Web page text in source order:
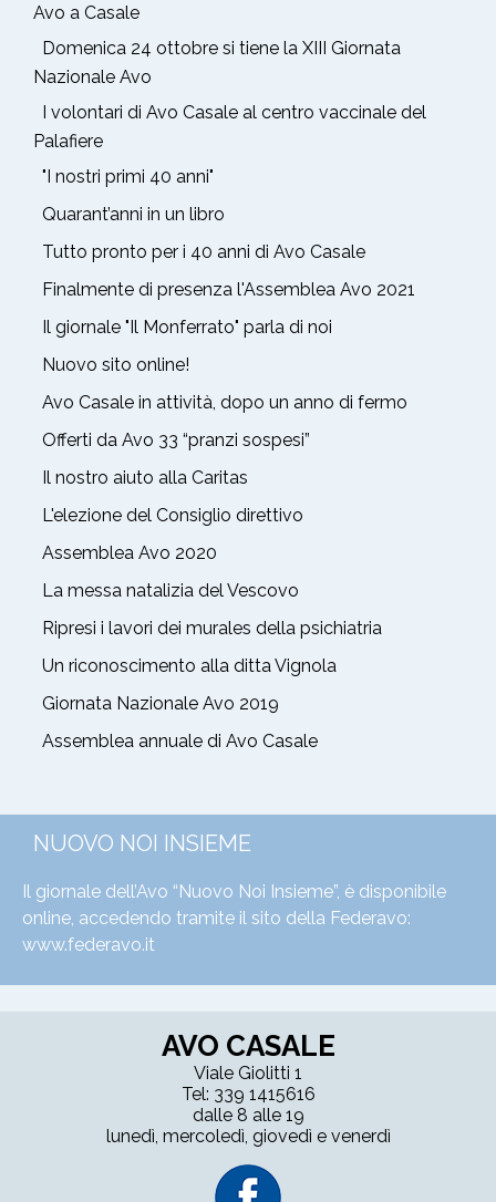
Avo a Casale
Domenica 24 ottobre si tiene la XIII Giornata
Nazionale Avo
I volontari di Avo Casale al centro vaccinale del
Palafiere
"I nostri primi 40 anni"
Quarant’anni in un libro
Tutto pronto per i 40 anni di Avo Casale
Finalmente di presenza l'Assemblea Avo 2021
Il giornale "Il Monferrato" parla di noi
Nuovo sito online!
Avo Casale in attività, dopo un anno di fermo
Offerti da Avo 33 “pranzi sospesi”
Il nostro aiuto alla Caritas
L'elezione del Consiglio direttivo
Assemblea Avo 2020
La messa natalizia del Vescovo
Ripresi i lavori dei murales della psichiatria
Un riconoscimento alla ditta Vignola
Giornata Nazionale Avo 2019
Assemblea annuale di Avo Casale
NUOVO NOI INSIEME
Il giornale dell’Avo “Nuovo Noi Insieme”, è disponibile
online, accedendo tramite il sito della Federavo:
www.federavo.it
AVO CASALE
Viale Giolitti 1
Tel: 339 1415616
dalle 8 alle 19
lunedì, mercoledì, giovedì e venerdì